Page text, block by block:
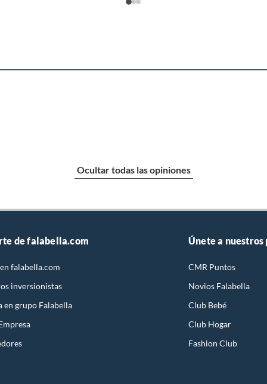
edades
Ocultar todas las opiniones
de falabella.com
falabella.com
inversionistas
en grupo Falabella
Únete a nuestros
CMR Puntos
Novios Falabella
Club Bebé
Club Hogar
Fashion Club